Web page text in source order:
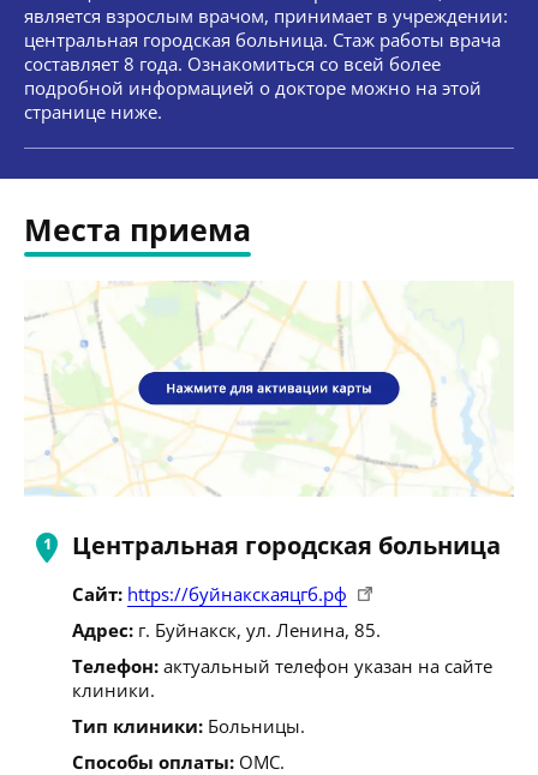
является взрослым врачом, принимает в учреждении:
центральная городская больница. Стаж работы врача
составляет 8 года. Ознакомиться со всей более
подробной информацией о докторе можно на этой
странице ниже.
Места приема
Центральная городская больница
Сайт: https://буйнакскаяцгб.рф
Адрес: г. Буйнакск, ул. Ленина, 85.
Телефон: актуальный телефон указан на сайте
клиники.
Тип клиники: Больницы.
Способы оплаты: ОМС.